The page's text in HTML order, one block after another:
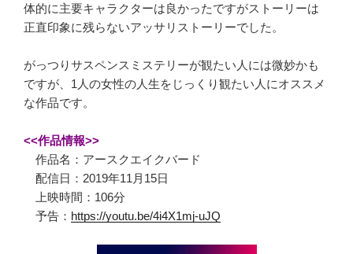
体的に主要キャラクターは良かったですがストーリーは
正直印象に残らないアッサリストーリーでした。
がっつりサスペンスミステリーが観たい人には微妙かも
ですが、1人の女性の人生をじっくり観たい人にオススメ
な作品です。
<<作品情報>>
作品名：アースクエイクバード
配信日：2019年11月15日
上映時間：106分
予告： https://youtu.be/4i4X1mj-uJQ